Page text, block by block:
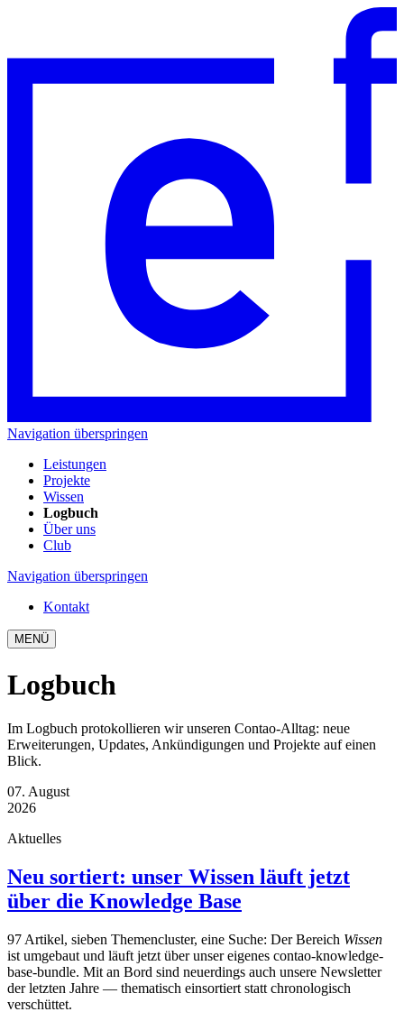
Navigation überspringen
Leistungen
Projekte
Wissen
Logbuch
Über uns
Club
Navigation überspringen
Kontakt
MENÜ
Logbuch
Im Logbuch protokollieren wir unseren Contao-Alltag: neue
Erweiterungen, Updates, Ankündigungen und Projekte auf einen
Blick.
07. August
2026
Aktuelles
Neu sortiert: unser Wissen läuft jetzt
über die Knowledge Base
97 Artikel, sieben Themencluster, eine Suche: Der Bereich Wissen
ist umgebaut und läuft jetzt über unser eigenes contao-knowledge-
base-bundle. Mit an Bord sind neuerdings auch unsere Newsletter
der letzten Jahre — thematisch einsortiert statt chronologisch
verschüttet.